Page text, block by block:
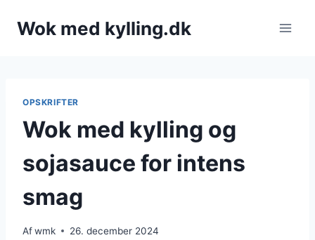
Wok med kylling.dk
OPSKRIFTER
Wok med kylling og
sojasauce for intens
smag
Afwmk 26. december 2024